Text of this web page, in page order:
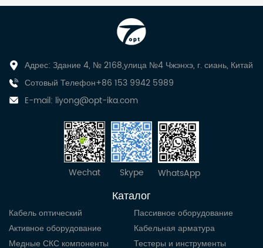
Адрес: Здание 4, № 2168,улица №4 Чжэнхэ, г. сиань, Китай
Сотовый Телефон+86 153 9942 5989
E-mail: liyong@opt-ika.com
Wechat Skype WhatsApp
Каталог
Кабель оптический
Пассивное оборудование
Активное оборудование
Кабельная арматура
Медные СКС компоненты
Тестеры и инструменты